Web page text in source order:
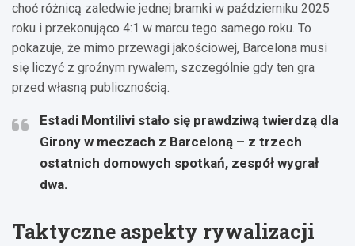
choć różnicą zaledwie jednej bramki w październiku 2025
roku i przekonująco 4:1 w marcu tego samego roku. To
pokazuje, że mimo przewagi jakościowej, Barcelona musi
się liczyć z groźnym rywalem, szczególnie gdy ten gra
przed własną publicznością.
Estadi Montilivi stało się prawdziwą twierdzą dla
Girony w meczach z Barceloną – z trzech
ostatnich domowych spotkań, zespół wygrał
dwa.
Taktyczne aspekty rywalizacji